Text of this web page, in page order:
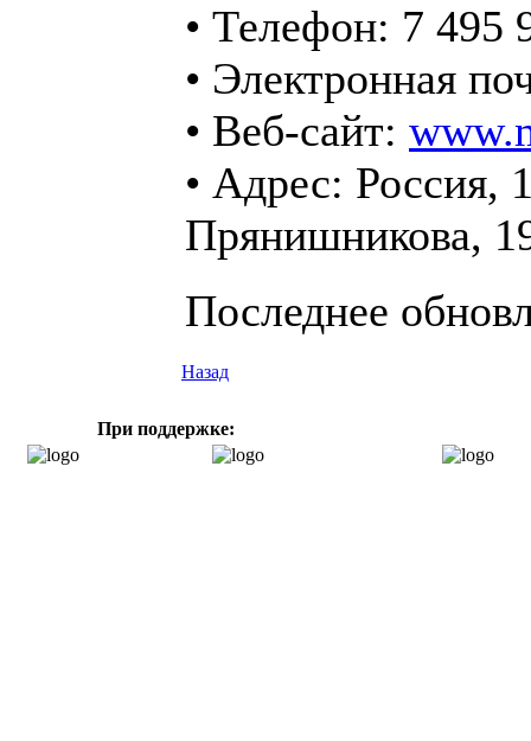
• Телефон: 7 495
• Электронная
• Веб-сайт:
• Адрес: Россия,
Прянишникова,
Последнее
Назад
При поддержке: